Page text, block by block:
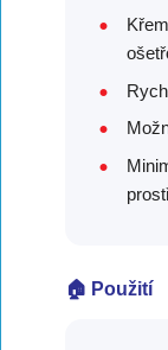
🏠 Použití